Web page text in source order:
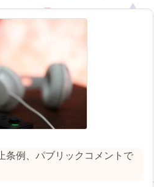
条例、パブリックコメントで